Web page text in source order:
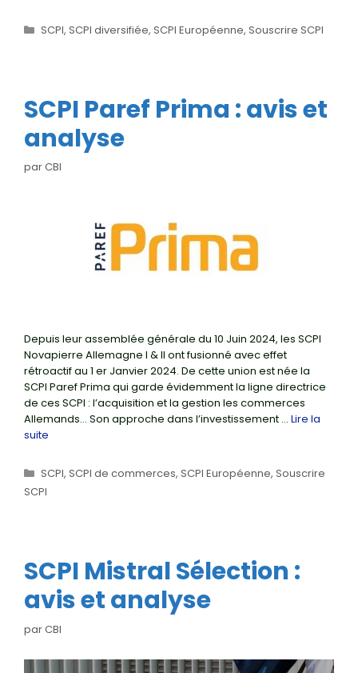
Catégories
SCPI, SCPI diversifiée, SCPI Européenne, Souscrire SCPI
SCPI Paref Prima : avis et
analyse
parCBI
Depuis leur assemblée générale du 10 Juin 2024, les SCPI
Novapierre Allemagne I & II ont fusionné avec effet
rétroactif au 1 er Janvier 2024. De cette union est née la
SCPI Paref Prima qui garde évidemment la ligne directrice
de ces SCPI : l’acquisition et la gestion les commerces
Allemands… Son approche dans l’investissement … Lire la
suite
Catégories
SCPI, SCPI de commerces, SCPI Européenne, Souscrire
SCPI
SCPI Mistral Sélection :
avis et analyse
parCBI